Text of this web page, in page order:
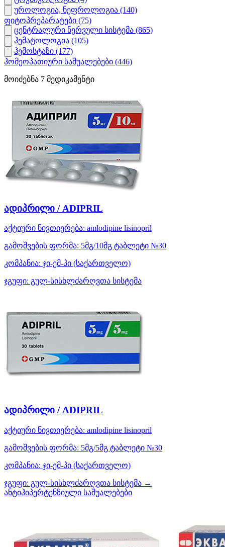
უროლოგია, ნეფროლოგია (140)
ფიტოპრეპარატები (75)
ცენტრალური ნერვული სისტემა (865)
ჰემატოლოგია (105)
ჰემოსტაზი (177)
ჰომეოპათიური საშუალებები (446)
მოიძებნა 7 მედიკამენტი
ადიპრილი / ADIPRIL
აქტიური ნივთიერება: amlodipine lisinopril
გამოშვების ფორმა: 5მგ/10მგ ტაბლეტი №30
კომპანია: ჯი-ემ-პი (საქართველო)
ჯგუფი: გულ-სისხლძარღვთა სისტემა
ადიპრილი / ADIPRIL
აქტიური ნივთიერება: amlodipine lisinopril
გამოშვების ფორმა: 5მგ/5მგ ტაბლეტი №30
კომპანია: ჯი-ემ-პი (საქართველო)
ჯგუფი: გულ-სისხლძარღვთა სისტემა →
ანტიჰიპერტენზიული საშუალებები